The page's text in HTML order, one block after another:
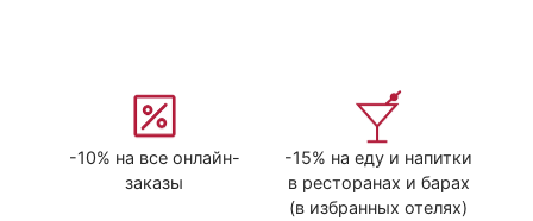
-10% на все онлайн-
заказы
-15% на еду и напитки
в ресторанах и барах
(в избранных отелях)